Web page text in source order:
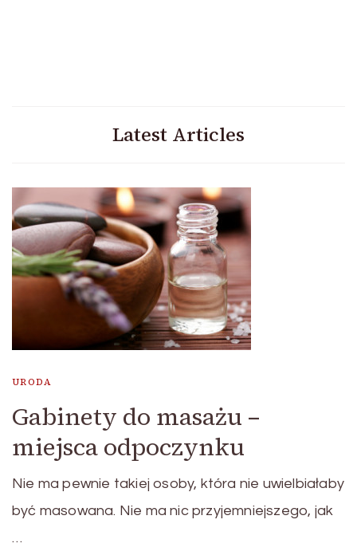
Latest Articles
URODA
Gabinety do masażu –
miejsca odpoczynku
Nie ma pewnie takiej osoby, która nie uwielbiałaby
być masowana. Nie ma nic przyjemniejszego, jak
…